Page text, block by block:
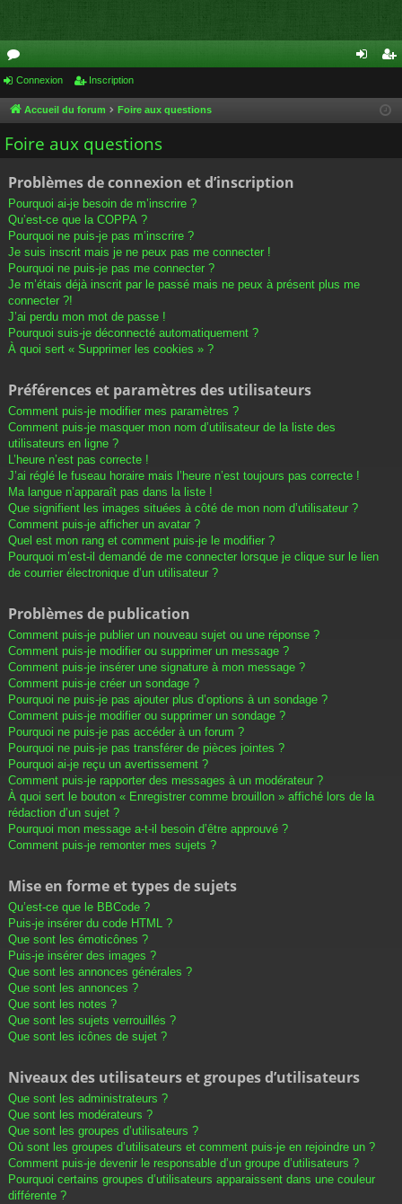
or
u
m
cri
Connexion Inscription
Accueil du forum Foire aux questions
Foire aux questions
Problèmes de connexion et d’inscription
Pourquoi ai-je besoin de m’inscrire ?
Qu’est-ce que la COPPA ?
Pourquoi ne puis-je pas m’inscrire ?
Je suis inscrit mais je ne peux pas me connecter !
Pourquoi ne puis-je pas me connecter ?
Je m’étais déjà inscrit par le passé mais ne peux à présent plus me
connecter ?!
J’ai perdu mon mot de passe !
Pourquoi suis-je déconnecté automatiquement ?
À quoi sert « Supprimer les cookies » ?
Préférences et paramètres des utilisateurs
Comment puis-je modifier mes paramètres ?
Comment puis-je masquer mon nom d’utilisateur de la liste des
utilisateurs en ligne ?
L’heure n’est pas correcte !
J’ai réglé le fuseau horaire mais l’heure n’est toujours pas correcte !
Ma langue n’apparaît pas dans la liste !
Que signifient les images situées à côté de mon nom d’utilisateur ?
Comment puis-je afficher un avatar ?
Quel est mon rang et comment puis-je le modifier ?
Pourquoi m’est-il demandé de me connecter lorsque je clique sur le lien
de courrier électronique d’un utilisateur ?
Problèmes de publication
Comment puis-je publier un nouveau sujet ou une réponse ?
Comment puis-je modifier ou supprimer un message ?
Comment puis-je insérer une signature à mon message ?
Comment puis-je créer un sondage ?
Pourquoi ne puis-je pas ajouter plus d’options à un sondage ?
Comment puis-je modifier ou supprimer un sondage ?
Pourquoi ne puis-je pas accéder à un forum ?
Pourquoi ne puis-je pas transférer de pièces jointes ?
Pourquoi ai-je reçu un avertissement ?
Comment puis-je rapporter des messages à un modérateur ?
À quoi sert le bouton « Enregistrer comme brouillon » affiché lors de la
rédaction d’un sujet ?
Pourquoi mon message a-t-il besoin d’être approuvé ?
Comment puis-je remonter mes sujets ?
Mise en forme et types de sujets
Qu’est-ce que le BBCode ?
Puis-je insérer du code HTML ?
Que sont les émoticônes ?
Puis-je insérer des images ?
Que sont les annonces générales ?
Que sont les annonces ?
Que sont les notes ?
Que sont les sujets verrouillés ?
Que sont les icônes de sujet ?
Niveaux des utilisateurs et groupes d’utilisateurs
Que sont les administrateurs ?
Que sont les modérateurs ?
Que sont les groupes d’utilisateurs ?
Où sont les groupes d’utilisateurs et comment puis-je en rejoindre un ?
Comment puis-je devenir le responsable d’un groupe d’utilisateurs ?
Pourquoi certains groupes d’utilisateurs apparaissent dans une couleur
différente ?